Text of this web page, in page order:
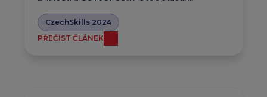
CzechSkills 2024
PŘEČÍST ČLÁNEK